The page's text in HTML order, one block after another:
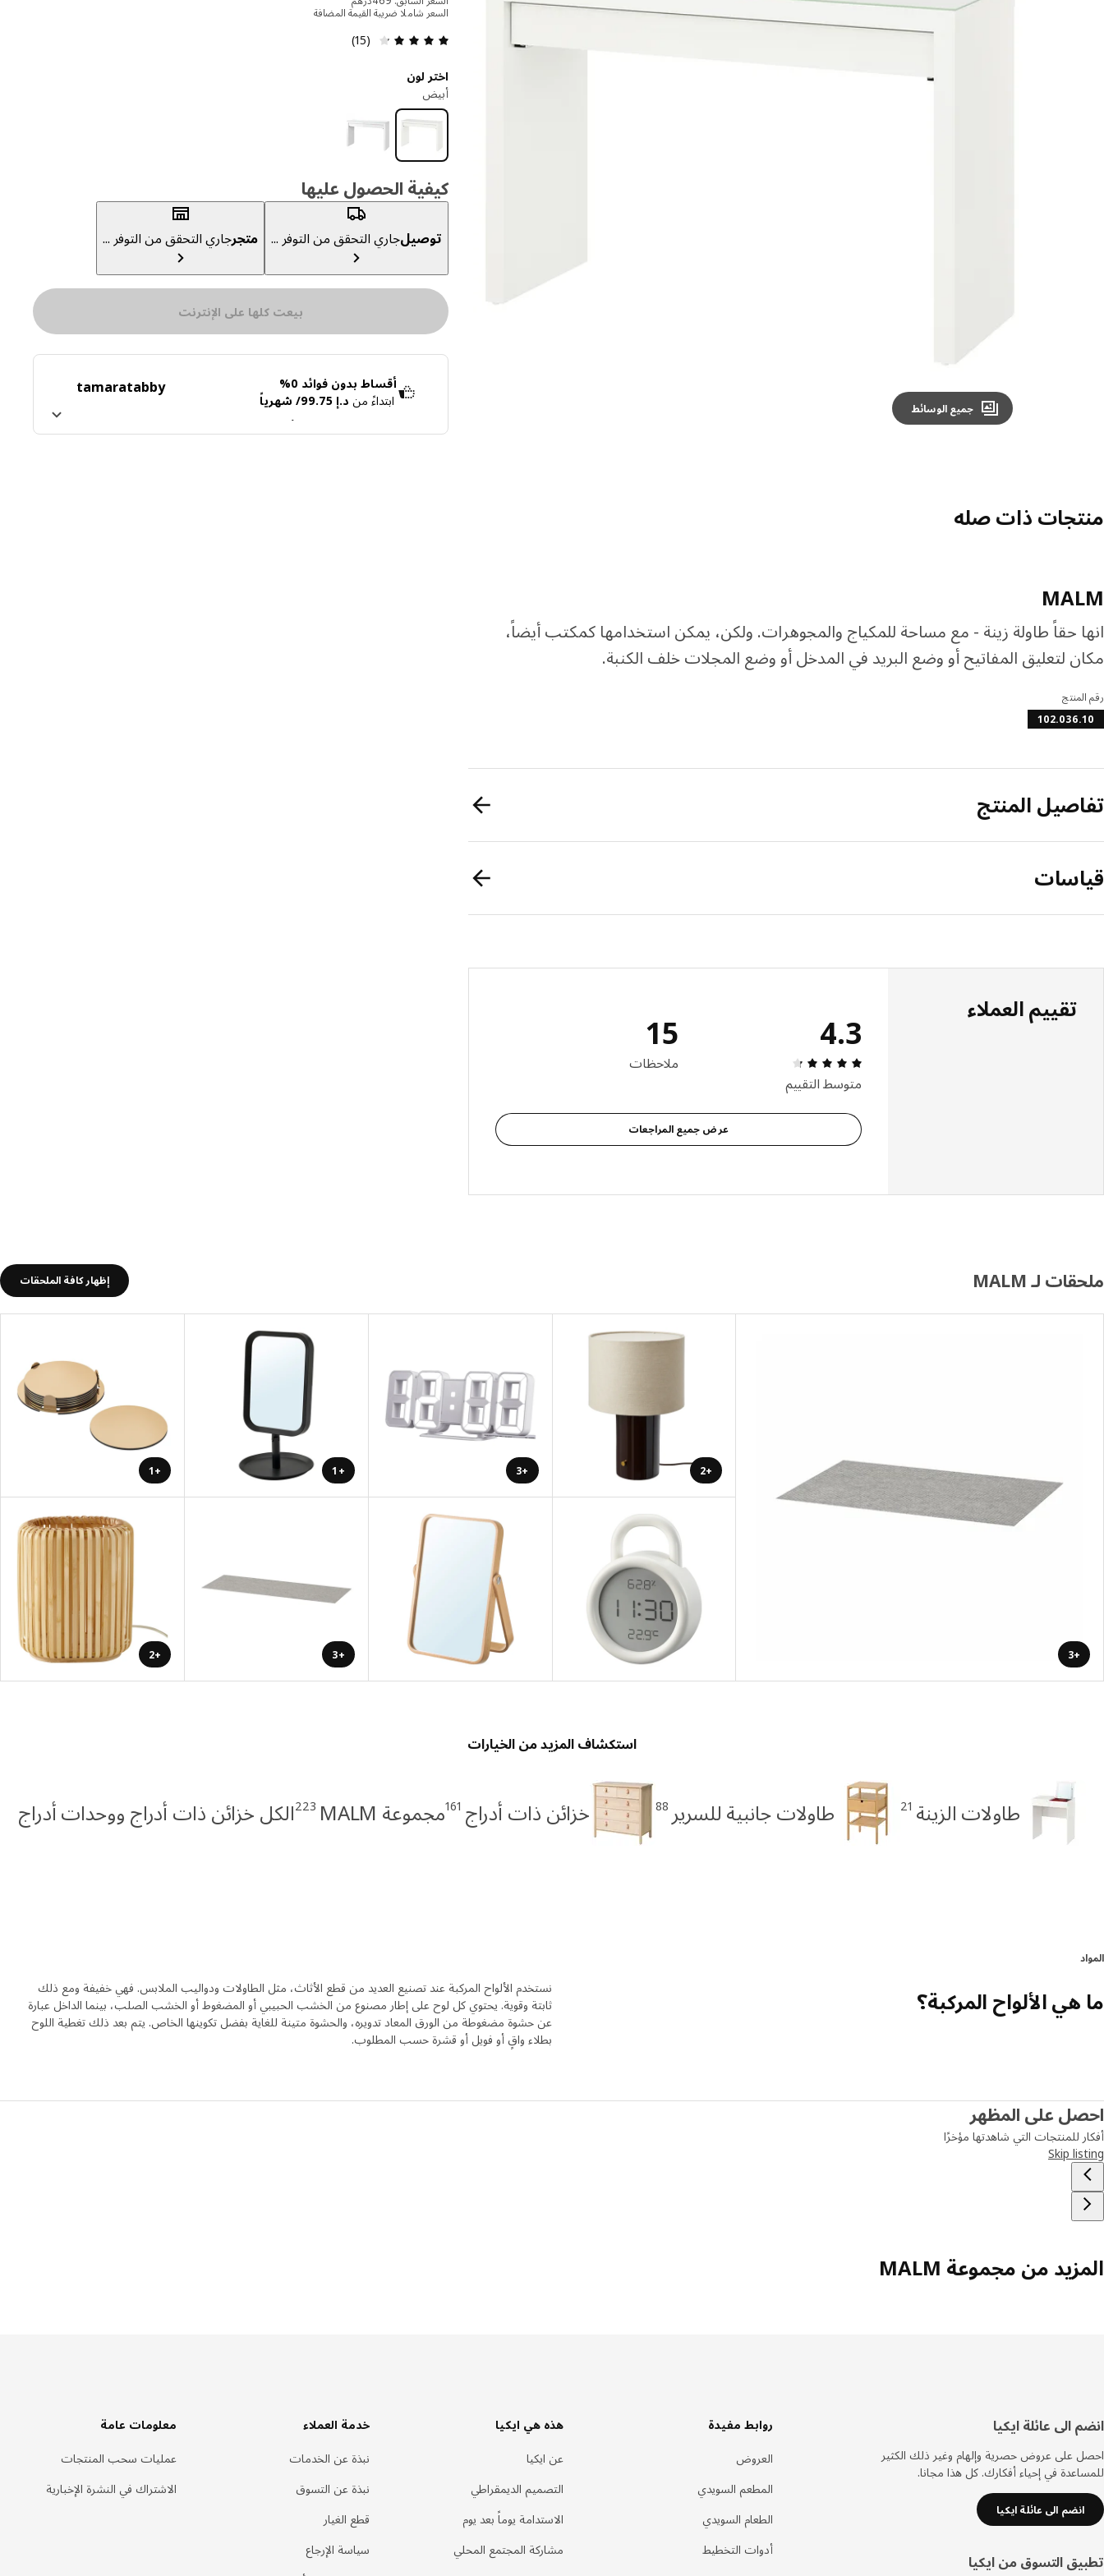
جميع الوسائط
السعر شاملا ضريبة القيمة المضافة
مراجعة التقييم: 4.3 من 5 نجوم إجمالي المراجعات: 15(15)
اختر لون
أبيض
كيفية الحصول عليها
توصيلجاري التحقق من التوفر ... متجرجاري التحقق من التوفر ...
بيعت كلها على الإنترنت
أقساط بدون فوائد 0%
ابتداءً من د.إ 99.75/ شهرياً
tabby
tamara
منتجات ذات صله
MALM
انها حقاً طاولة زينة - مع مساحة للمكياج والمجوهرات. ولكن، يمكن استخدامها كمكتب أيضاً،
مكان لتعليق المفاتيح أو وضع البريد في المدخل أو وضع المجلات خلف الكنبة.
رقم المنتج
102.036.10
تفاصيل المنتج
قياسات
تقييم العملاء
4.3
متوسط التقييم
15
ملاحظات
عرض جميع المراجعات
ملحقات لـ MALM إظهار كافة الملحقات
+3
+2
+3
+1
+1
+3
+2
استكشاف المزيد من الخيارات
طاولات الزينة 21 طاولات جانبية للسرير 88 خزائن ذات أدراج 161مجموعة MALM 223الكل خزائن ذات أدراج ووحدات أدراج
المواد
ما هي الألواح المركبة؟
نستخدم الألواح المركبة عند تصنيع العديد من قطع الأثاث، مثل الطاولات ودواليب الملابس. فهي خفيفة ومع ذلك
ثابتة وقوية. يحتوي كل لوح على إطار مصنوع من الخشب الحبيبي أو المضغوط أو الخشب الصلب، بينما الداخل عبارة
عن حشوة مضغوطة من الورق المعاد تدويره، والحشوة متينة للغاية بفضل تكوينها الخاص. يتم بعد ذلك تغطية اللوح
بطلاء واقٍ أو فويل أو قشرة حسب المطلوب.
احصل على المظهر
أفكار للمنتجات التي شاهدتها مؤخرًا
Skip listing
المزيد من مجموعة MALM
أسفل
الصفحة
انضم الى عائلة ايكيا
احصل على عروض حصرية وإلهام وغير ذلك الكثير
للمساعدة في إحياء أفكارك. كل هذا مجانا.
انضم الى عائلة ايكيا
تطبيق التسوق من ايكيا
روابط مفيدة
العروض
المطعم السويدي
الطعام السويدي
أدوات التخطيط
هذه هي ايكيا
عن ايكيا
التصميم الديمقراطي
الاستدامة يوماً بعد يوم
مشاركة المجتمع المحلي
خدمة العملاء
نبذة عن الخدمات
نبذة عن التسوق
قطع الغيار
سياسة الإرجاع
معلومات عامة
عمليات سحب المنتجات
الاشتراك في النشرة الإخبارية